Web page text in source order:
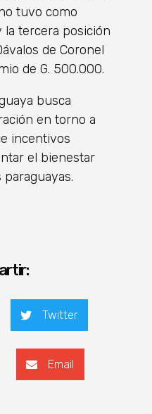
tuvo como
la tercera posición
de Coronel
de G. 500.000.
busca
en torno a
incentivos
el bienestar
Twitter
Email